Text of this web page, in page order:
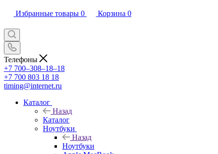
Избранные товары 0 Корзина 0
Телефоны
+7 700‒308‒18‒18
+7 700 803 18 18
timing@internet.ru
Каталог
Назад
Каталог
Ноутбуки
Назад
Ноутбуки